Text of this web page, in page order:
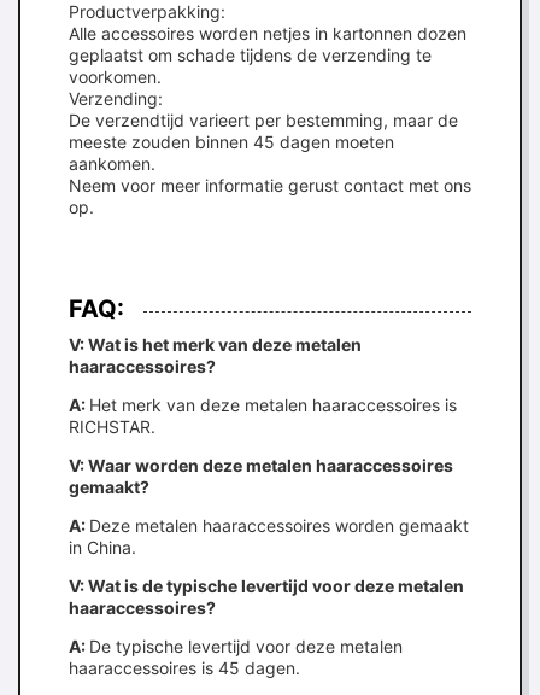
Productverpakking:
Alle accessoires worden netjes in kartonnen dozen
geplaatst om schade tijdens de verzending te
voorkomen.
Verzending:
De verzendtijd varieert per bestemming, maar de
meeste zouden binnen 45 dagen moeten
aankomen.
Neem voor meer informatie gerust contact met ons
op.
FAQ:
V: Wat is het merk van deze metalen
haaraccessoires?
A: Het merk van deze metalen haaraccessoires is
RICHSTAR.
V: Waar worden deze metalen haaraccessoires
gemaakt?
A: Deze metalen haaraccessoires worden gemaakt
in China.
V: Wat is de typische levertijd voor deze metalen
haaraccessoires?
A: De typische levertijd voor deze metalen
haaraccessoires is 45 dagen.